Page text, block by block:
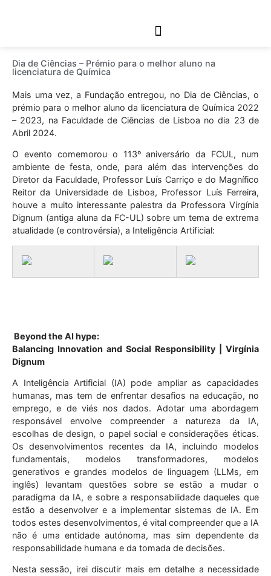
Dia de Ciências – Prémio para o melhor aluno na
licenciatura de Química
Mais uma vez, a Fundação entregou, no Dia de Ciências, o
prémio para o melhor aluno da licenciatura de Química 2022
– 2023, na Faculdade de Ciências de Lisboa no dia 23 de
Abril 2024.
O evento comemorou o 113º aniversário da FCUL, num
ambiente de festa, onde, para além das intervenções do
Diretor da Faculdade, Professor Luís Carriço e do Magnífico
Reitor da Universidade de Lisboa, Professor Luís Ferreira,
houve a muito interessante palestra da Professora Virgínia
Dignum (antiga aluna da FC-UL) sobre um tema de extrema
atualidade (e controvérsia), a Inteligência Artificial:
Beyond the AI hype:
Balancing Innovation and Social Responsibility | Virgínia
Dignum
A Inteligência Artificial (IA) pode ampliar as capacidades
humanas, mas tem de enfrentar desafios na educação, no
emprego, e de viés nos dados. Adotar uma abordagem
responsável envolve compreender a natureza da IA,
escolhas de design, o papel social e considerações éticas.
Os desenvolvimentos recentes da IA, incluindo modelos
fundamentais, modelos transformadores, modelos
generativos e grandes modelos de linguagem (LLMs, em
inglês) levantam questões sobre se estão a mudar o
paradigma da IA, e sobre a responsabilidade daqueles que
estão a desenvolver e a implementar sistemas de IA. Em
todos estes desenvolvimentos, é vital compreender que a IA
não é uma entidade autónoma, mas sim dependente da
responsabilidade humana e da tomada de decisões.
Nesta sessão, irei discutir mais em detalhe a necessidade